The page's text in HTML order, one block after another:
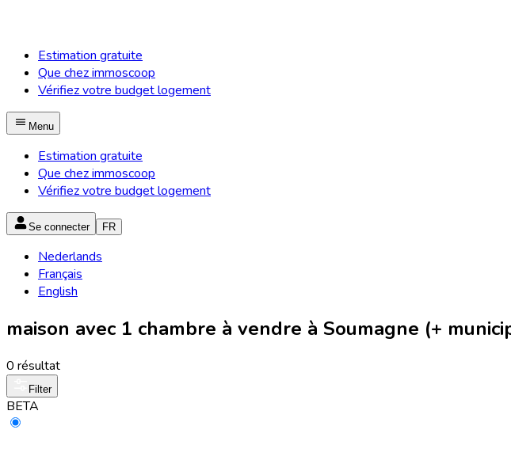
Estimation gratuite
Que chez immoscoop
Vérifiez votre budget logement
Menu
Estimation gratuite
Que chez immoscoop
Vérifiez votre budget logement
Se connecter FR
Nederlands
Français
English
maison avec 1 chambre à vendre à Soumagne (+
0 résultat
Filter
BETA